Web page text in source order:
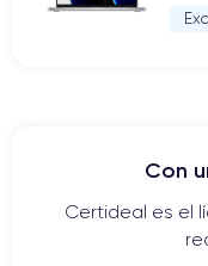
Con
Certideal es el